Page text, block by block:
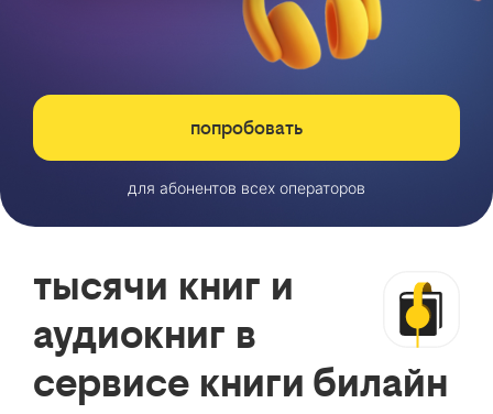
попробовать
для абонентов всех операторов
тысячи книг и
аудиокниг в
сервисе книги билайн